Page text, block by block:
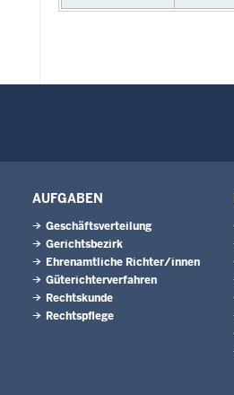
AUFGABEN
Geschäftsverteilung
Gerichtsbezirk
Ehrenamtliche Richter/innen
Güterichterverfahren
Rechtskunde
Rechtspflege